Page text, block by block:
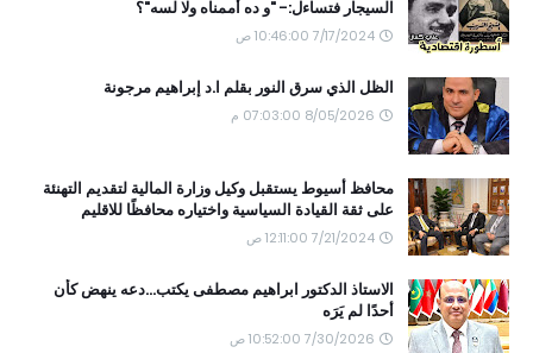
السيجار فتساءل:- "و ده أممناه ولا لسه"؟
7/17/2024 10:46:00 ص
الظل الذي سرق النور بقلم ا.د إبراهيم مرجونة
8/05/2026 07:03:00 م
محافظ أسيوط يستقبل وكيل وزارة المالية لتقديم التهنئة
على ثقة القيادة السياسية واختياره محافظًا للاقليم
7/21/2024 12:11:00 ص
الاستاذ الدكتور ابراهيم مصطفى يكتب...دعه ينهض كأن
أحدًا لم يَرَه
7/30/2026 10:52:00 ص